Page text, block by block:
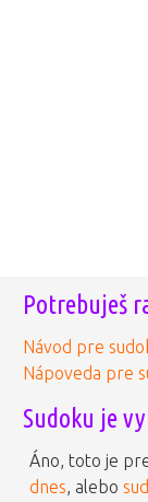
Potrebuješ
Návod pre
Nápoveda pre
Sudoku je
Áno, toto je
dnes , alebo